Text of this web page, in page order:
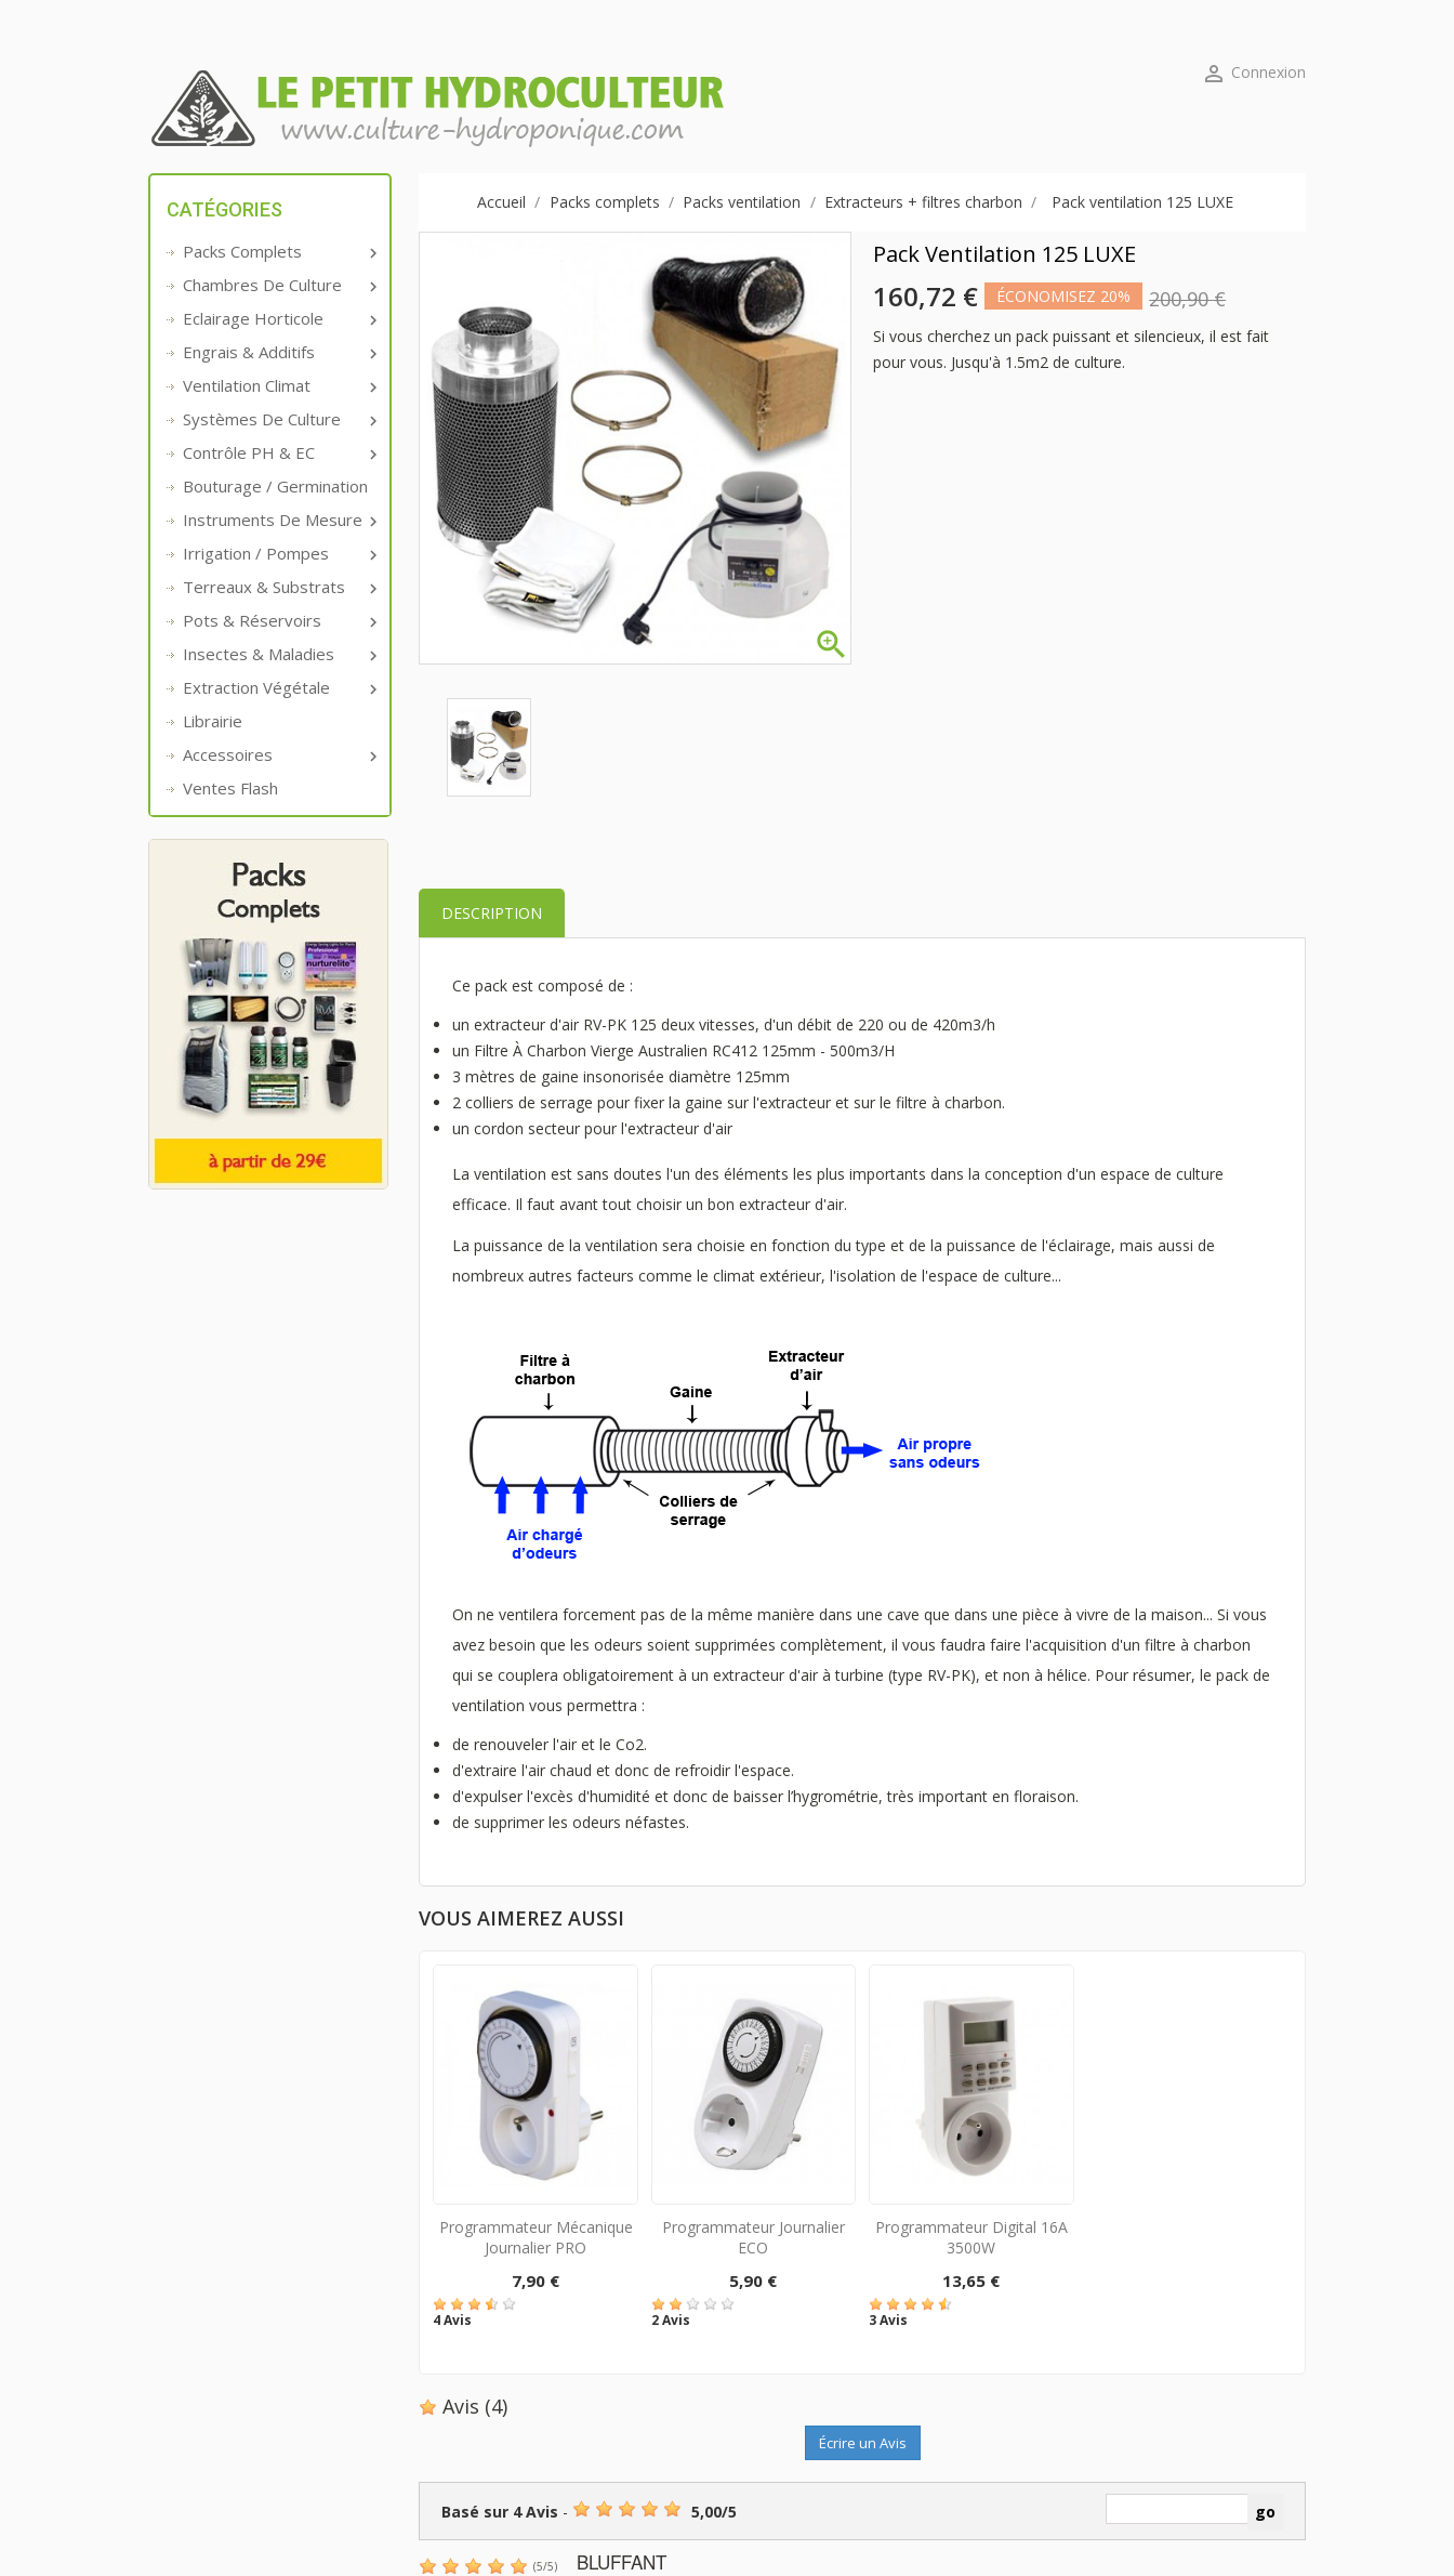
 Connexion
CATÉGORIES

Packs Complets

Chambres De Culture

Eclairage Horticole

Engrais & Additifs

Ventilation Climat

Systèmes De Culture

Contrôle PH & EC
Bouturage / Germination

Instruments De Mesure

Irrigation / Pompes

Terreaux & Substrats

Pots & Réservoirs

Insectes & Maladies

Extraction Végétale
Librairie

Accessoires
Ventes Flash
Accueil Packs complets Packs ventilation Extracteurs + filtres charbon Pack ventilation 125 LUXE

Pack Ventilation 125 LUXE
160,72 € ÉCONOMISEZ 20% 200,90 €
Si vous cherchez un pack puissant et silencieux, il est fait
pour vous. Jusqu'à 1.5m2 de culture.
DESCRIPTION
Ce pack est composé de :
un extracteur d'air RV-PK 125 deux vitesses, d'un débit de 220 ou de 420m3/h
un Filtre À Charbon Vierge Australien RC412 125mm - 500m3/H
3 mètres de gaine insonorisée diamètre 125mm
2 colliers de serrage pour fixer la gaine sur l'extracteur et sur le filtre à charbon.
un cordon secteur pour l'extracteur d'air
La ventilation est sans doutes l'un des éléments les plus importants dans la conception d'un espace de culture
efficace. Il faut avant tout choisir un bon extracteur d'air.
La puissance de la ventilation sera choisie en fonction du type et de la puissance de l'éclairage, mais aussi de
nombreux autres facteurs comme le climat extérieur, l'isolation de l'espace de culture...
On ne ventilera forcement pas de la même manière dans une cave que dans une pièce à vivre de la maison... Si vous
avez besoin que les odeurs soient supprimées complètement, il vous faudra faire l'acquisition d'un filtre à charbon
qui se couplera obligatoirement à un extracteur d'air à turbine (type RV-PK), et non à hélice. Pour résumer, le pack de
ventilation vous permettra :
de renouveler l'air et le Co2.
d'extraire l'air chaud et donc de refroidir l'espace.
d'expulser l'excès d'humidité et donc de baisser l’hygrométrie, très important en floraison.
de supprimer les odeurs néfastes.
VOUS AIMEREZ AUSSI
Programmateur Mécanique
Journalier PRO
7,90 €
4 Avis
Programmateur Journalier
ECO
5,90 €
2 Avis
Programmateur Digital 16A
3500W
13,65 €
3 Avis
Avis (4)
Écrire un Avis
Basé sur 4Avis - 5,00/5
(5/5) BLUFFANT